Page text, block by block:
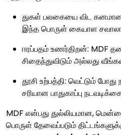
துகள் பலகையை விட
இந்த பொருள் கையாள
ஈரப்பதம் உணர்திறன்: MDF
சிதைந்துவிடும் அல்லது
தூசி உற்பத்தி: வெட்டும் போது
சரியான பாதுகாப்பு
MDF என்பது துல்லியமான,
பொருள் தேவைப்படும்